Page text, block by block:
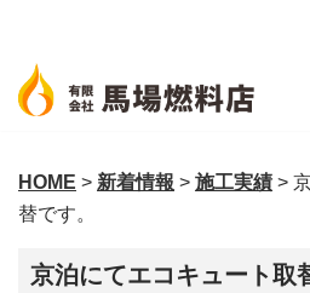
ン
テ
ン
へ
ス
ッ
HOME > 新着情報 > 施工実績 >
替です。
京泊にてエコキュート取